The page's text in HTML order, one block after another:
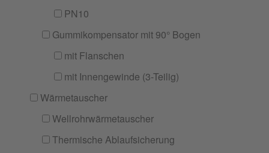
PN10
Gummikompensator mit 90° Bogen
mit Flanschen
mit Innengewinde (3-Teilig)
Wärmetauscher
Wellrohrwärmetauscher
Thermische Ablaufsicherung